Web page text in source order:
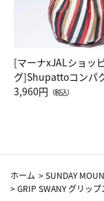
[マーナxJALショッ
グ]Shupattoコンパ
Drop JAL客室乗務員
3,960円 （税込）
ホーム >SUNDAY
>GRIP SWANY グリッ